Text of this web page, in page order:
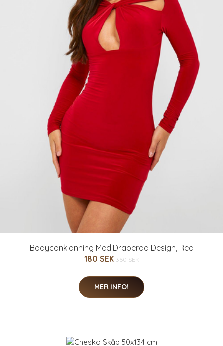
Bodyconklänning Med Draperad Design, Red
180 SEK 360 SEK
MER INFO!